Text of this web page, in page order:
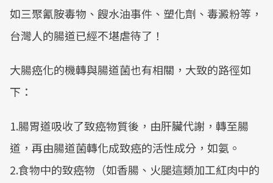
如三聚氰胺毒物、餿水油事件、塑化劑、毒澱粉等，
台灣人的腸道已經不堪虐待了！
大腸癌化的機轉與腸道菌也有相關，大致的路徑如
下：
1.腸胃道吸收了致癌物質後，由肝臟代謝，轉至腸
道，再由腸道菌轉化成致癌的活性成分，如氨。
2.食物中的致癌物（如香腸、火腿這類加工紅肉中的